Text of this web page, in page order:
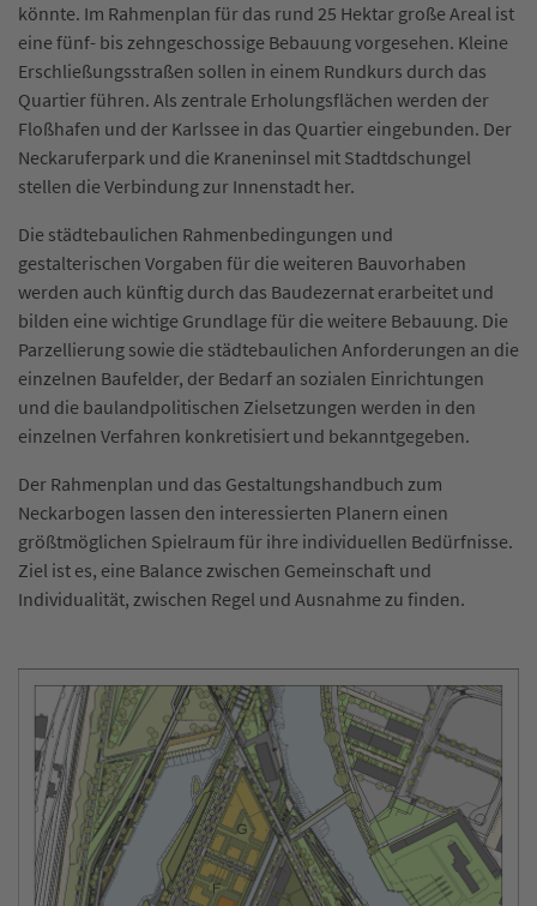
könnte. Im Rahmenplan für das rund 25 Hektar große Areal ist
eine fünf- bis zehngeschossige Bebauung vorgesehen. Kleine
Erschließungsstraßen sollen in einem Rundkurs durch das
Quartier führen. Als zentrale Erholungsflächen werden der
Floßhafen und der Karlssee in das Quartier eingebunden. Der
Neckaruferpark und die Kraneninsel mit Stadtdschungel
stellen die Verbindung zur Innenstadt her.
Die städtebaulichen Rahmenbedingungen und
gestalterischen Vorgaben für die weiteren Bauvorhaben
werden auch künftig durch das Baudezernat erarbeitet und
bilden eine wichtige Grundlage für die weitere Bebauung. Die
Parzellierung sowie die städtebaulichen Anforderungen an die
einzelnen Baufelder, der Bedarf an sozialen Einrichtungen
und die baulandpolitischen Zielsetzungen werden in den
einzelnen Verfahren konkretisiert und bekanntgegeben.
Der Rahmenplan und das Gestaltungshandbuch zum
Neckarbogen lassen den interessierten Planern einen
größtmöglichen Spielraum für ihre individuellen Bedürfnisse.
Ziel ist es, eine Balance zwischen Gemeinschaft und
Individualität, zwischen Regel und Ausnahme zu finden.